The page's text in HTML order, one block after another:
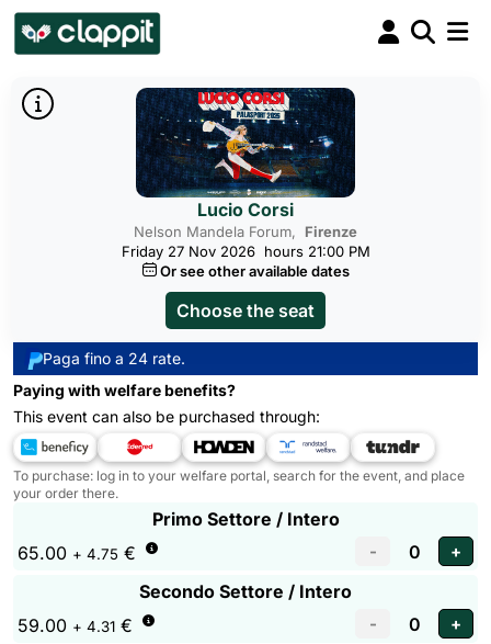
Lucio Corsi
Nelson Mandela Forum, Firenze
Friday 27 Nov 2026 hours 21:00 PM
Or see other available dates
Choose the seat
Paga fino a 24 rate.
Paying with welfare benefits?
This event can also be purchased through:
To purchase: log in to your welfare portal, search for the event, and place
your order there.
Primo Settore / Intero
65.00 + 4.75 €
Secondo Settore / Intero
59.00 + 4.31 €